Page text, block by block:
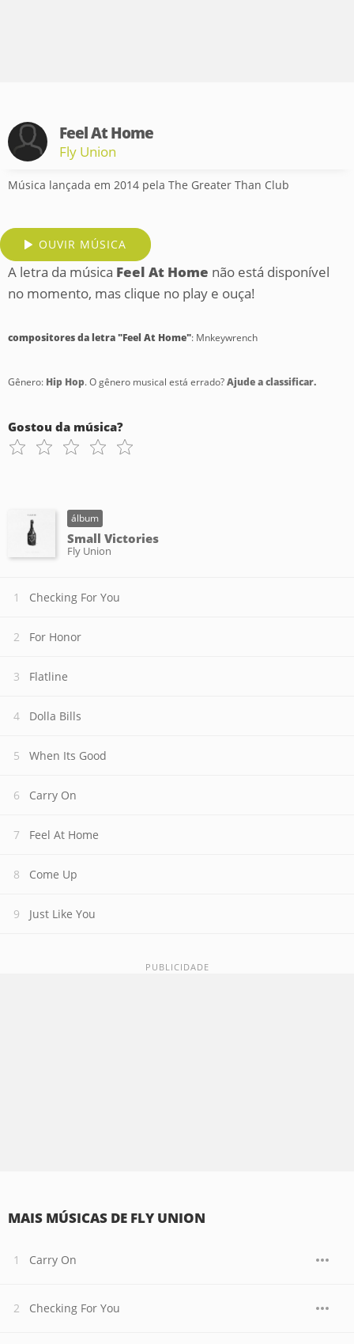
Feel At Home
Fly Union
Música lançada em 2014 pela The Greater Than Club
OUVIR MÚSICA
A letra da música Feel At Home não está disponível
no momento, mas clique no play e ouça!
compositores da letra "Feel At Home": Mnkeywrench
Gênero: Hip Hop. O gênero musical está errado?Ajude a classificar.
Gostou da música?
álbum
Small Victories
Fly Union
Checking For You
For Honor
Flatline
Dolla Bills
When Its Good
Carry On
Feel At Home
Come Up
Just Like You
MAIS MÚSICAS DE FLY UNION
Carry On
Checking For You